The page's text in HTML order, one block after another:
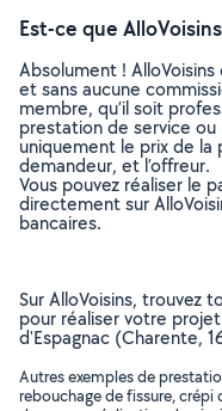
Est-ce que
Absolument !
et sans aucune
membre, qu’il soit
prestation de service
uniquement le prix de la
demandeur, et l’offreur.
Vous pouvez réaliser le
directement sur
bancaires.
Sur AlloVoisins, trouvez
pour réaliser votre
d'Espagnac (Charente,
Autres exemples de
rebouchage de fissure,